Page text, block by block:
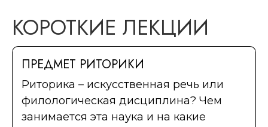
КОРОТКИЕ ЛЕКЦИИ
ПРЕДМЕТ РИТОРИКИ
Риторика – искусственная речь или
филологическая дисциплина? Чем
занимается эта наука и на какие